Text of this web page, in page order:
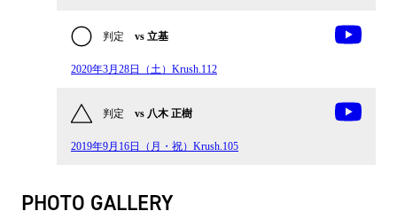
判定 vs 立基
2020年3月28日（土）Krush.112
判定 vs 八木 正樹
2019年9月16日（月・祝）Krush.105
PHOTO GALLERY